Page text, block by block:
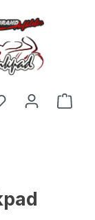
Du hast 0